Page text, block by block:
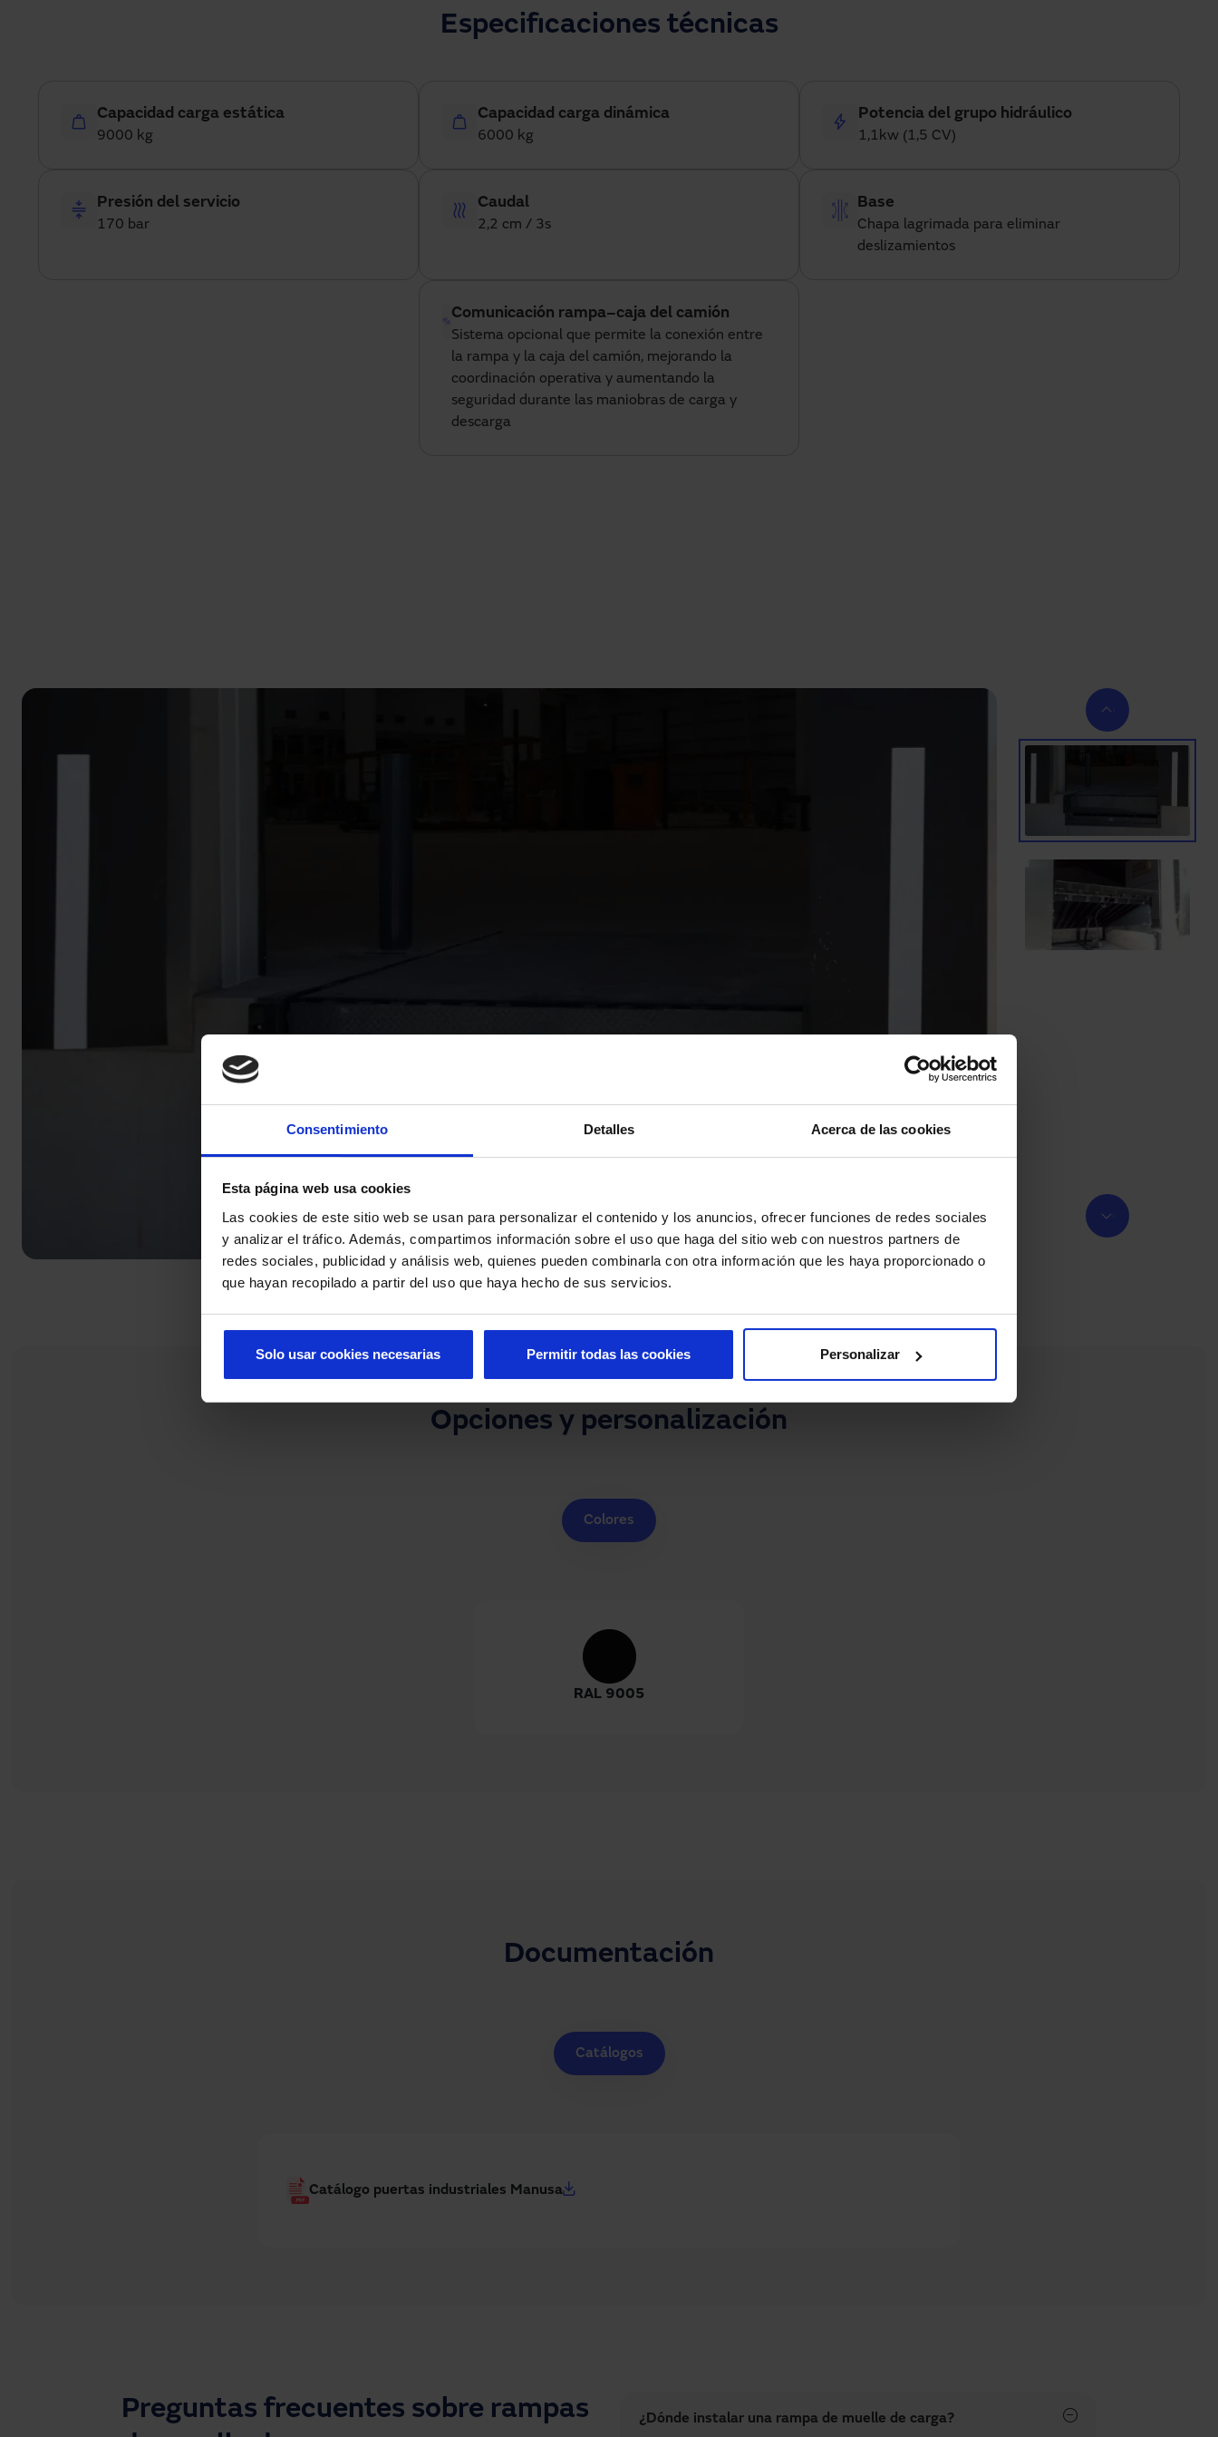
Consentimiento Detalles Acerca de las cookies
Esta página web usa cookies
Las cookies de este sitio web se usan para personalizar el contenido y los anuncios, ofrecer funciones de redes sociales
y analizar el tráfico. Además, compartimos información sobre el uso que haga del sitio web con nuestros partners de
redes sociales, publicidad y análisis web, quienes pueden combinarla con otra información que les haya proporcionado o
que hayan recopilado a partir del uso que haya hecho de sus servicios.
Solo usar cookies necesarias Personalizar
Permitir todas las cookies
Especificaciones técnicas
Capacidad carga estática
9000 kg
Capacidad carga dinámica
6000 kg
Potencia del grupo hidráulico
1,1kw (1,5 CV)
Presión del servicio
170 bar
Caudal
2,2 cm / 3s
Base
Chapa lagrimada para eliminar
deslizamientos
Comunicación rampa–caja del camión
Sistema opcional que permite la conexión entre
la rampa y la caja del camión, mejorando la
coordinación operativa y aumentando la
seguridad durante las maniobras de carga y
descarga
Opciones y personalización
Colores
RAL 9005
Documentación
Catálogos
Catálogo puertas industriales Manusa
Preguntas frecuentes sobre rampas
¿Dónde instalar una rampa de muelle de carga?